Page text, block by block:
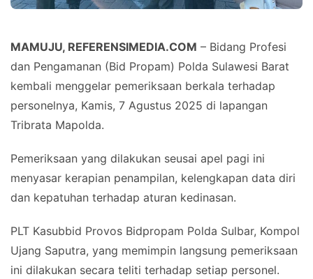
MAMUJU, REFERENSIMEDIA.COM – Bidang Profesi
dan Pengamanan (Bid Propam) Polda Sulawesi Barat
kembali menggelar pemeriksaan berkala terhadap
personelnya, Kamis, 7 Agustus 2025 di lapangan
Tribrata Mapolda.
Pemeriksaan yang dilakukan seusai apel pagi ini
menyasar kerapian penampilan, kelengkapan data diri
dan kepatuhan terhadap aturan kedinasan.
PLT Kasubbid Provos Bidpropam Polda Sulbar, Kompol
Ujang Saputra, yang memimpin langsung pemeriksaan
ini dilakukan secara teliti terhadap setiap personel.